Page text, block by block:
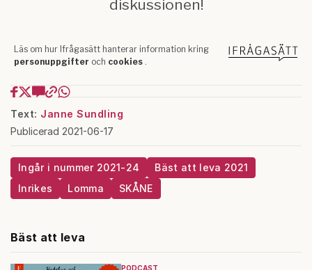
Text: Janne Sundling
Publicerad 2021-06-17
Ingår i nummer 2021-24
Bäst att leva 2021
Inrikes
Lomma SKÅNE
Bäst att leva
PODCAST